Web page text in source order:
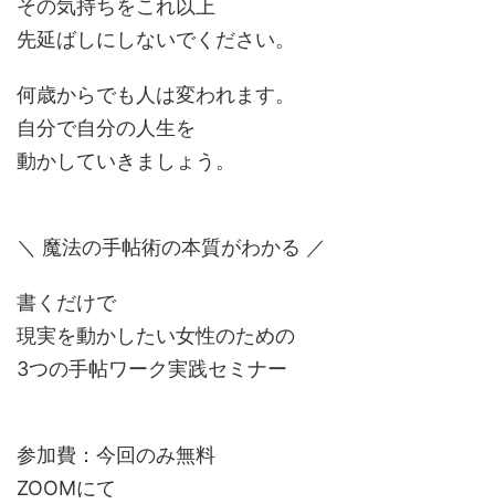
その気持ちをこれ以上
先延ばしにしないでください。
何歳からでも人は変われます。
自分で自分の人生を
動かしていきましょう。
＼ 魔法の手帖術の本質がわかる ／
書くだけで
現実を動かしたい女性のための
3つの手帖ワーク実践セミナー
参加費：今回のみ無料
ZOOMにて